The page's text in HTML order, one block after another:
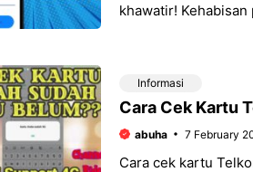
khawatir!
Informasi
Cara Cek Kartu
abuha 7 February
Cara cek kartu